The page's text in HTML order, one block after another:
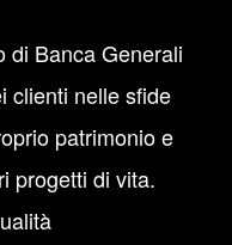
di Banca Generali
clienti nelle sfide
patrimonio e
progetti di vita.